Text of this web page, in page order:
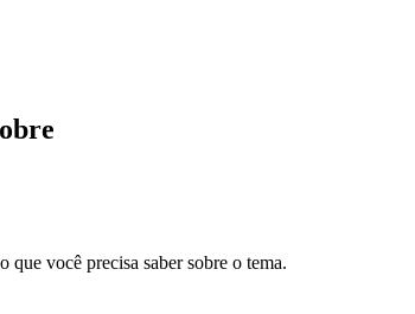
que você precisa saber sobre o tema.